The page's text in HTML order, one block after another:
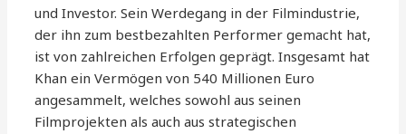
und Investor. Sein Werdegang in der Filmindustrie,
der ihn zum bestbezahlten Performer gemacht hat,
ist von zahlreichen Erfolgen geprägt. Insgesamt hat
Khan ein Vermögen von 540 Millionen Euro
angesammelt, welches sowohl aus seinen
Filmprojekten als auch aus strategischen